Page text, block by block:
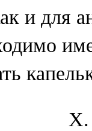
и для
X.